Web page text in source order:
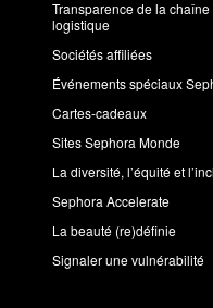
Transparence de la chaîne
logistique
Sociétés affiliées
Événements spéciaux
Cartes-cadeaux
Sites Sephora Monde
La diversité, l’équité et
Sephora Accelerate
La beauté (re)définie
Signaler une vulnérabilité